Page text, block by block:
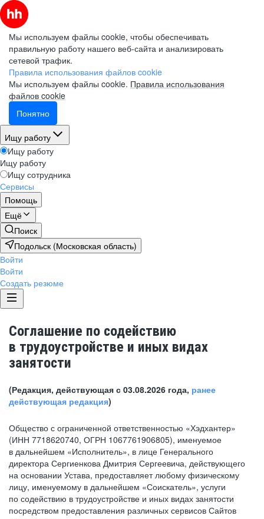
Мы используем файлы cookie, чтобы обеспечивать
правильную работу нашего веб-сайта и анализировать
сетевой трафик.
Правила использования файлов cookie
Мы используем файлы cookie. Правила использования
файлов cookie
Понятно
Ищу работу
Ищу работу
Ищу работу
Ищу сотрудника
Сервисы
Помощь
Ещё
Поиск
Подольск (Московская область)
Войти
Войти
Создать резюме
Соглашение по содействию
в трудоустройстве и иных видах
занятости
(Редакция, действующая с 03.08.2026 года, ранее
действующая редакция)
Общество с ограниченной ответственностью «Хэдхантер»
(ИНН 7718620740, ОГРН 1067761906805), именуемое
в дальнейшем «Исполнитель», в лице Генерального
директора Сергиенкова Дмитрия Сергеевича, действующего
на основании Устава, предоставляет любому физическому
лицу, именуемому в дальнейшем «Соискатель», услуги
по содействию в трудоустройстве и иных видах занятости
посредством предоставления различных сервисов Сайтов